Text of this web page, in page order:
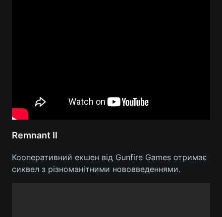
Remnant II
Кооперативний екшен від Gunfire Games отримає
сиквел з різноманітними нововведеннями.